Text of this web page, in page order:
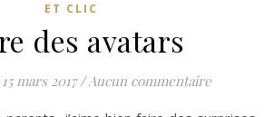
ET CLIC
des avatars
15 mars 2017 /Aucun commentaire